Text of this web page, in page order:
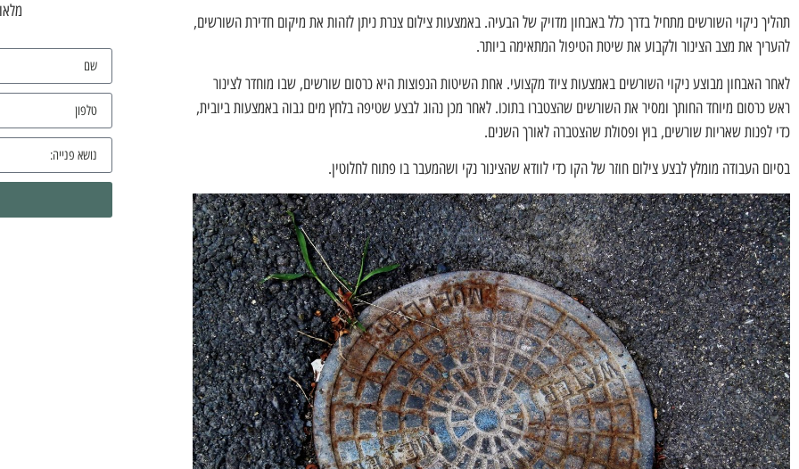
תהליך ניקוי השורשים מתחיל בדרך כלל באבחון מדויק של הבעיה. באמצעות צילום צנרת ניתן לזהות את מיקום חדירת השורשים,
להעריך את מצב הצינור ולקבוע את שיטת הטיפול המתאימה ביותר.
לאחר האבחון מבוצע ניקוי השורשים באמצעות ציוד מקצועי. אחת השיטות הנפוצות היא כרסום שורשים, שבו מוחדר לצינור
ראש כרסום מיוחד החותך ומסיר את השורשים שהצטברו בתוכו. לאחר מכן נהוג לבצע שטיפה בלחץ מים גבוה באמצעות ביובית,
כדי לפנות שאריות שורשים, בוץ ופסולת שהצטברה לאורך השנים.
בסיום העבודה מומלץ לבצע צילום חוזר של הקו כדי לוודא שהצינור נקי ושהמעבר בו פתוח לחלוטין.